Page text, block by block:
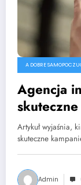
A DOBRE
Agencja
Artykuł wyjaśnia,
skuteczne
Admin